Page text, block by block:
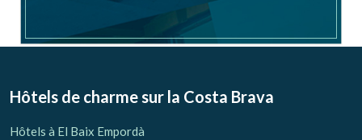
Hôtels de charme sur la Costa Brava
Hôtels à El Baix Empordà